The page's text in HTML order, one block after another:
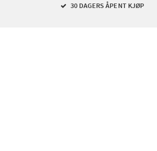
30 DAGERS ÅPENT KJØP